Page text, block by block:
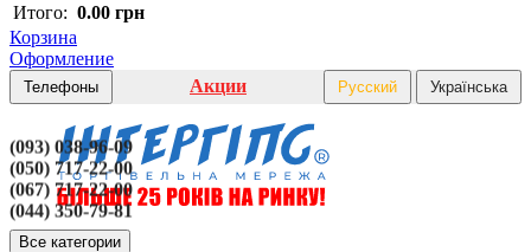
Итого: 0.00 грн
Корзина
Оформление
Телефоны
(093) 038-96-09
(050) 717-22-00
(067) 717-22-00
(044) 350-79-81
Акции Русский Українська
Все категории